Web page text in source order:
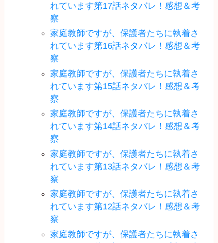
れています第17話ネタバレ！感想＆考
察
家庭教師ですが、保護者たちに執着さ
れています第16話ネタバレ！感想＆考
察
家庭教師ですが、保護者たちに執着さ
れています第15話ネタバレ！感想＆考
察
家庭教師ですが、保護者たちに執着さ
れています第14話ネタバレ！感想＆考
察
家庭教師ですが、保護者たちに執着さ
れています第13話ネタバレ！感想＆考
察
家庭教師ですが、保護者たちに執着さ
れています第12話ネタバレ！感想＆考
察
家庭教師ですが、保護者たちに執着さ